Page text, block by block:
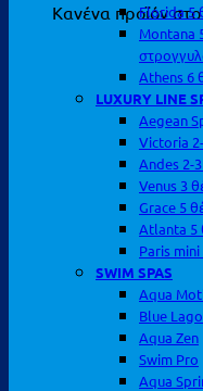
Κανένα προϊόν
Florida 5
Montana
Athens 6
LUXURY LINE
Aegean
Victoria
Andes 2-
Venus 3
Grace 5
Atlanta 5
Paris
SWIM SPAS
Aqua
Blue
Aqua Zen
Swim Pro
Aqua